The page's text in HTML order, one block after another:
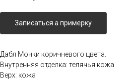
Записаться а примерку
Дабл Монки коричневого цвета.
Внутренняя отделка: телячья кожа
Верх: кожа